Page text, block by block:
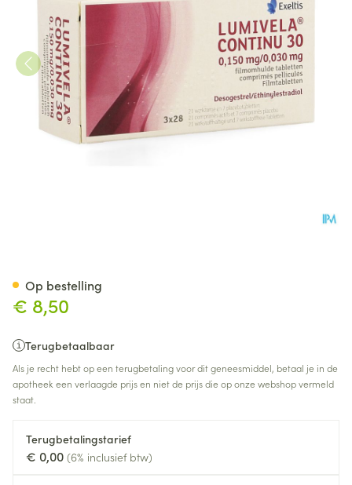
€ 8,50
Terugbetaalbaar
Als je recht hebt op een terugbetaling voor dit geneesmiddel, betaal je in de
apotheek een verlaagde prijs en niet de prijs die op onze webshop vermeld
staat.
Terugbetalingstarief
€ 0,00 (6% inclusief btw)
Op bestelling